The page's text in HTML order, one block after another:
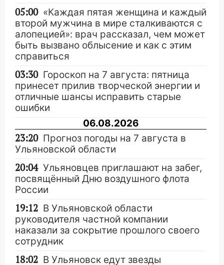
05:00 «Каждая пятая женщина и каждый
второй мужчина в мире сталкиваются с
алопецией»: врач рассказал, чем может
быть вызвано облысение и как с этим
справиться
03:30 Гороскоп на 7 августа: пятница
принесет прилив творческой энергии и
отличные шансы исправить старые
ошибки
06.08.2026
23:20 Прогноз погоды на 7 августа в
Ульяновской области
20:04 Ульяновцев приглашают на забег,
посвящённый Дню воздушного флота
России
19:12 В Ульяновской области
руководителя частной компании
наказали за сокрытие прошлого своего
сотрудник
18:02 В Ульяновск едут звезды